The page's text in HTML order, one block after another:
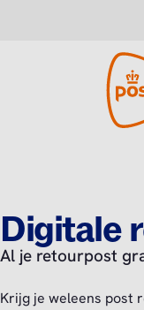
Digitale
Al je retourpost
Krijg je weleens post